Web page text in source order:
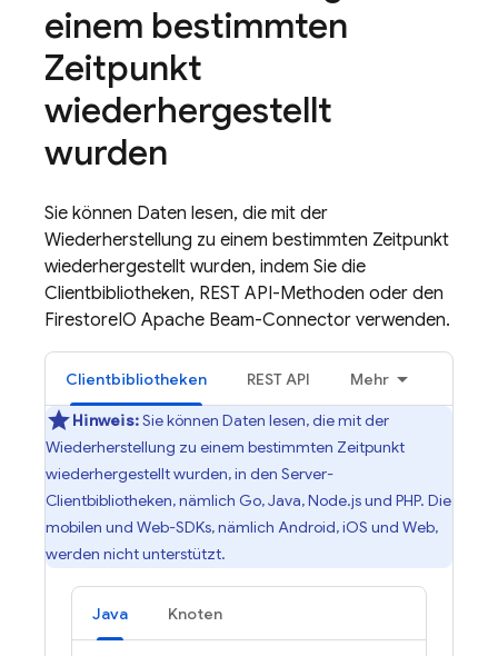
einem bestimmten
Zeitpunkt
wiederhergestellt
wurden
Sie können Daten lesen, die mit der
Wiederherstellung zu einem bestimmten Zeitpunkt
wiederhergestellt wurden, indem Sie die
Clientbibliotheken, REST API-Methoden oder den
FirestoreIO Apache Beam-Connector verwenden.
Clientbibliotheken REST API Mehr
Hinweis:Sie können Daten lesen, die mit der
Wiederherstellung zu einem bestimmten Zeitpunkt
wiederhergestellt wurden, in den Server-
Clientbibliotheken, nämlich Go, Java, Node.js und PHP. Die
mobilen und Web-SDKs, nämlich Android, iOS und Web,
werden nicht unterstützt.
Java Knoten